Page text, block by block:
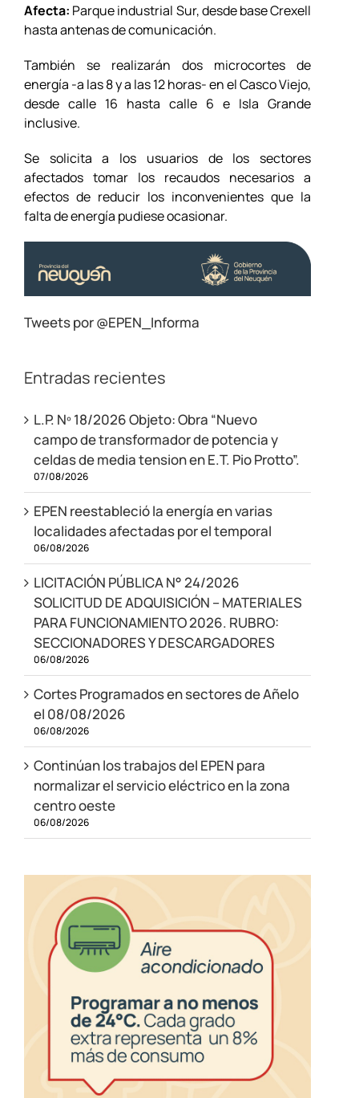
Afecta: Parque industrial Sur, desde base Crexell
hasta antenas de comunicación.
También se realizarán dos microcortes de
energía -a las 8 y a las 12 horas- en el Casco Viejo,
desde calle 16 hasta calle 6 e Isla Grande
inclusive.
Se solicita a los usuarios de los sectores
afectados tomar los recaudos necesarios a
efectos de reducir los inconvenientes que la
falta de energía pudiese ocasionar.
Tweets por @EPEN_Informa
Entradas recientes
L.P. Nº 18/2026 Objeto: Obra “Nuevo
campo de transformador de potencia y
celdas de media tension en E.T. Pio Protto”.
07/08/2026
EPEN reestableció la energía en varias
localidades afectadas por el temporal
06/08/2026
LICITACIÓN PÚBLICA N° 24/2026
SOLICITUD DE ADQUISICIÓN – MATERIALES
PARA FUNCIONAMIENTO 2026. RUBRO:
SECCIONADORES Y DESCARGADORES
06/08/2026
Cortes Programados en sectores de Añelo
el 08/08/2026
06/08/2026
Continúan los trabajos del EPEN para
normalizar el servicio eléctrico en la zona
centro oeste
06/08/2026